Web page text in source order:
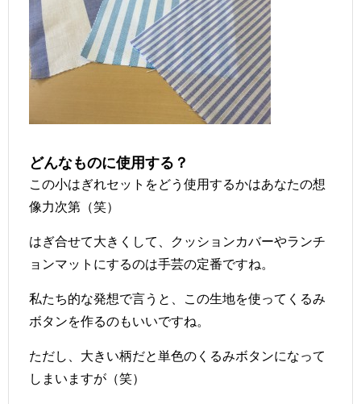
どんなものに使用する？
この小はぎれセットをどう使用するかはあなたの想
像力次第（笑）
はぎ合せて大きくして、クッションカバーやランチ
ョンマットにするのは手芸の定番ですね。
私たち的な発想で言うと、この生地を使ってくるみ
ボタンを作るのもいいですね。
ただし、大きい柄だと単色のくるみボタンになって
しまいますが（笑）